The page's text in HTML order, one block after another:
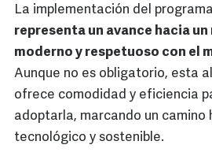
La implementación del programa
representa un avance hacia
moderno y respetuoso con el
Aunque no es obligatorio, esta
ofrece comodidad y eficiencia
adoptarla, marcando un camino
tecnológico y sostenible.